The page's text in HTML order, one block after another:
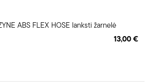
ABS FLEX HOSE lanksti žarnelė
13,00 €